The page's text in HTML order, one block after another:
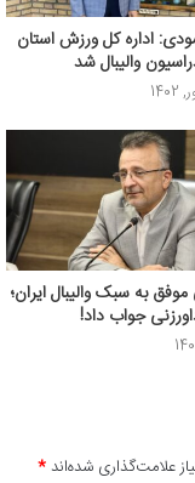
اداره کل ورزش استان
والیبال شد
به سبک والیبال ایران؛
جواب داد!
علامت‌گذاری شده‌اند*